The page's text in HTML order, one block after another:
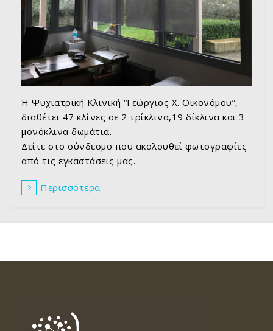
Η Ψυχιατρική Κλινική “Γεώργιος Χ. Οικονόμου”,
διαθέτει 47 κλίνες σε 2 τρίκλινα,19 δίκλινα και 3
μονόκλινα δωμάτια.
Δείτε στο σύνδεσμο που ακολουθεί φωτογραφίες
από τις εγκαστάσεις μας.
Περισσότερα